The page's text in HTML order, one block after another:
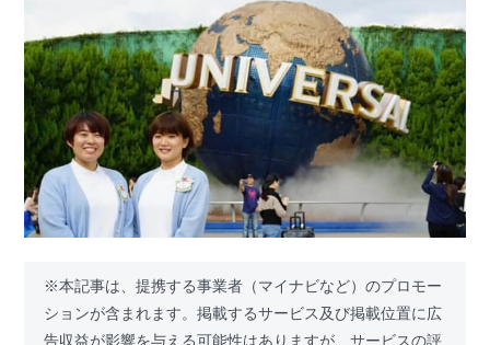
※本記事は、提携する事業者（マイナビなど）のプロモー
ションが含まれます。掲載するサービス及び掲載位置に広
告収益が影響を与える可能性はありますが、サービスの評